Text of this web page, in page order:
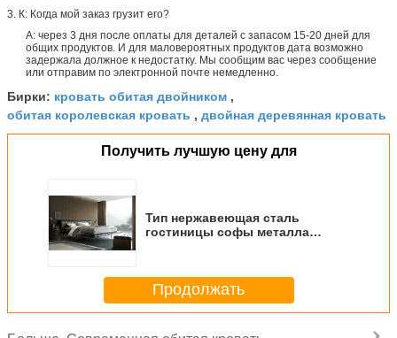
3. К: Когда мой заказ грузит его?
А: через 3 дня после оплаты для деталей с запасом 15-20 дней для
общих продуктов. И для маловероятных продуктов дата возможно
задержала должное к недостатку. Мы сообщим вас через сообщение
или отправим по электронной почте немедленно.
Бирки: кровать обитая двойником ,
обитая королевская кровать , двойная деревянная кровать
Получить лучшую цену для
Тип нержавеющая сталь
гостиницы софы металла
Продолжать